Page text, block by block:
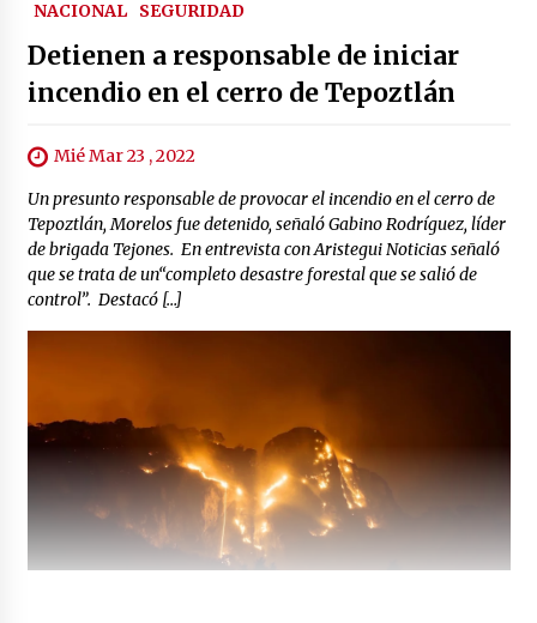
NACIONAL SEGURIDAD
Detienen a responsable de iniciar
incendio en el cerro de Tepoztlán
Mié Mar 23 , 2022
Un presunto responsable de provocar el incendio en el cerro de
Tepoztlán, Morelos fue detenido, señaló Gabino Rodríguez, líder
de brigada Tejones. En entrevista con Aristegui Noticias señaló
que se trata de un“completo desastre forestal que se salió de
control”. Destacó […]